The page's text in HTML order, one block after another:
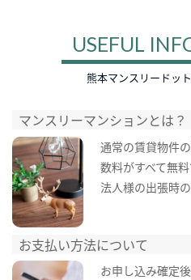
USEFUL
熊本マンスリードッ
マンスリーマンションとは？
通常の賃貸物件
数料がすべて無料
法人様の出張時
お支払い方法について
お申し込み確定